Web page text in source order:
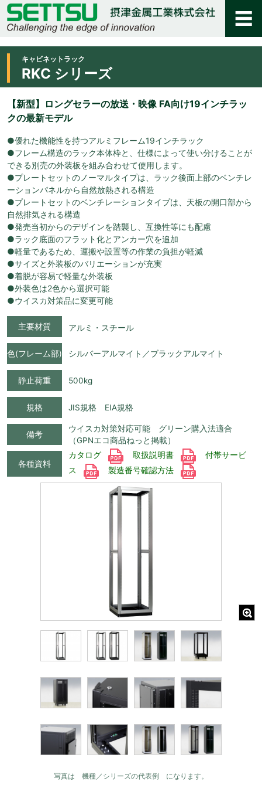
キャビネットラック
RKC シリーズ
【新型】ロングセラーの放送・映像 FA向け19インチラッ
クの最新モデル
●優れた機能性を持つアルミフレーム19インチラック
●フレーム構造のラック本体枠と、仕様によって使い分けることが
できる別売の外装板を組み合わせて使用します。
●プレートセットのノーマルタイプは、ラック後面上部のベンチレ
ーションパネルから自然放熱される構造
●プレートセットのベンチレーションタイプは、天板の開口部から
自然排気される構造
●発売当初からのデザインを踏襲し、互換性等にも配慮
●ラック底面のフラット化とアンカー穴を追加
●軽量であるため、運搬や設置等の作業の負担が軽減
●サイズと外装板のバリエーションが充実
●着脱が容易で軽量な外装板
●外装色は2色から選択可能
●ウイスカ対策品に変更可能
主要材質 アルミ・スチール
色(フレーム部) シルバーアルマイト／ブラックアルマイト
静止荷重 500kg
規格 JIS規格 EIA規格
備考
ウイスカ対策対応可能 グリーン購入法適合
（GPNエコ商品ねっと掲載）
各種資料
カタログ 取扱説明書
付帯サービ
ス
製造番号確認方法
写真は 機種／シリーズの代表例 になります。